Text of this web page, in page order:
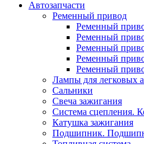
Автозапчасти
Ременный привод
Ременный
Ременный
Ременный
Ременный
Ременный
Лампы для легковых
Сальники
Свеча зажигания
Система сцепления.
Катушка зажигания
Подшипник.